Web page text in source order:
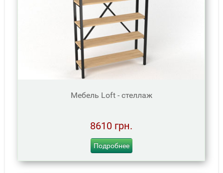
Мебель Loft - стеллаж
8610 грн.
Подробнее